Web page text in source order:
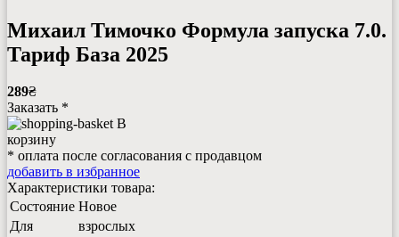
Михаил Тимочко Формула запуска 7.0.
Тариф База 2025
289₴
Заказать *
В
корзину
* оплата после согласования с продавцом
добавить в избранное
Характеристики товара:
Состояние Новое
Для
взрослых